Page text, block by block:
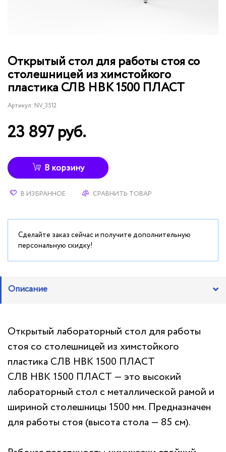
Открытый стол для работы стоя со
столешницей из химстойкого
пластика СЛВ НВК 1500 ПЛАСТ
Артикул: NV_3512
23 897 руб.
В корзину
В ИЗБРАННОЕ СРАВНИТЬ ТОВАР
Сделайте заказ сейчас и получите дополнительную
персональную скидку!
Описание
Открытый лабораторный стол для работы
стоя со столешницей из химстойкого
пластика СЛВ НВК 1500 ПЛАСТ
СЛВ НВК 1500 ПЛАСТ — это высокий
лабораторный стол с металлической рамой и
шириной столешницы 1500 мм. Предназначен
для работы стоя (высота стола — 85 см).